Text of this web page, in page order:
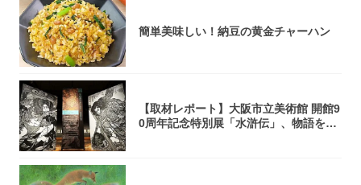
簡単美味しい！納豆の黄金チャーハン
【取材レポート】大阪市立美術館 開館9
0周年記念特別展「水滸伝」、物語を知